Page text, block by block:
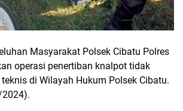
Masyarakat Polsek Cibatu Polres
operasi penertiban knalpot tidak
di Wilayah Hukum Polsek Cibatu.